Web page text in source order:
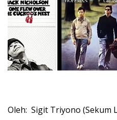
Oleh: Sigit Triyono (Sekum